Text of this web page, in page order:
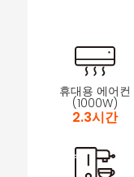
휴대용 에어컨
(1000W)
2.3시간